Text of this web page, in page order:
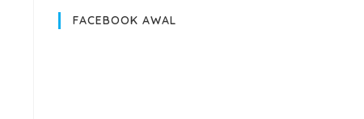
FACEBOOK AWAL